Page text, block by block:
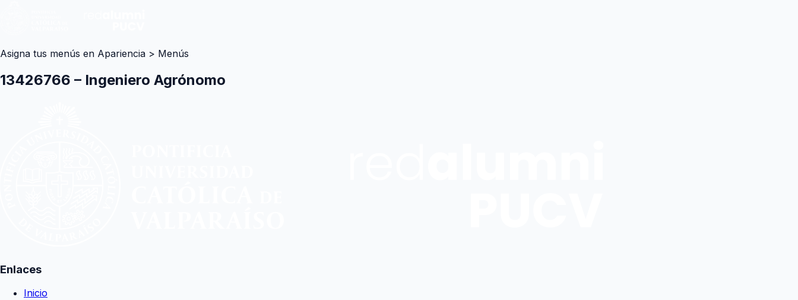
Asigna tus menús en Apariencia > Menús
13426766 – Ingeniero Agrónomo
Enlaces
Inicio